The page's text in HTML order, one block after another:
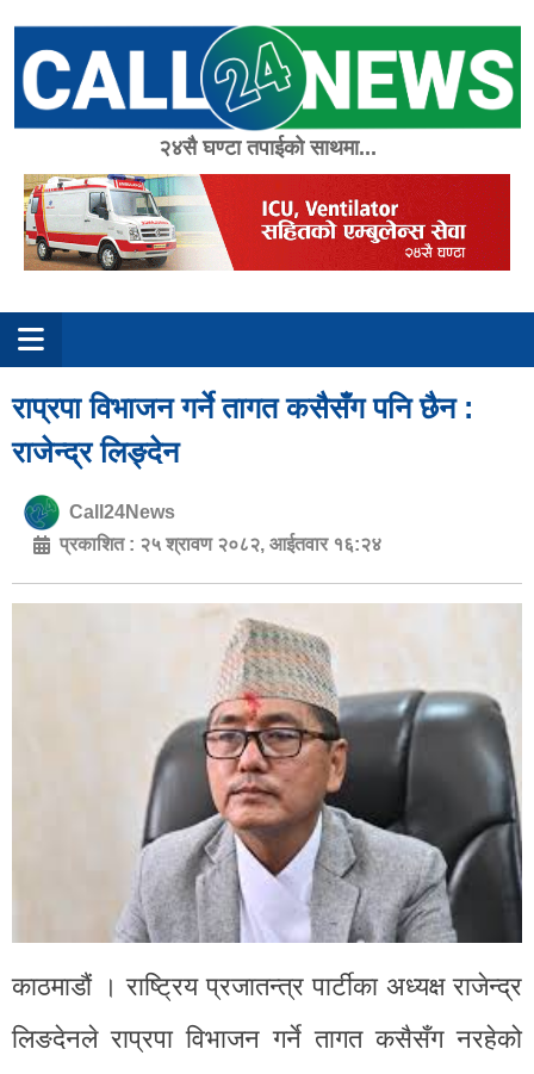
content
२४सै घण्टा तपाईको साथमा...
राप्रपा विभाजन गर्ने तागत कसैसँग पनि छैन :
राजेन्द्र लिङ्देन
Call24News
प्रकाशित : २५ श्रावण २०८२, आईतवार १६:२४
काठमाडौं । राष्ट्रिय प्रजातन्त्र पार्टीका अध्यक्ष राजेन्द्र
लिङदेनले राप्रपा विभाजन गर्ने तागत कसैसँग नरहेको